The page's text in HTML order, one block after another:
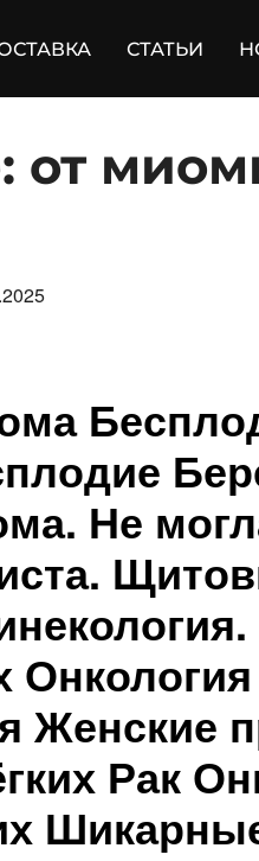
СТАТЬИ
от
Не
Женские
Рак